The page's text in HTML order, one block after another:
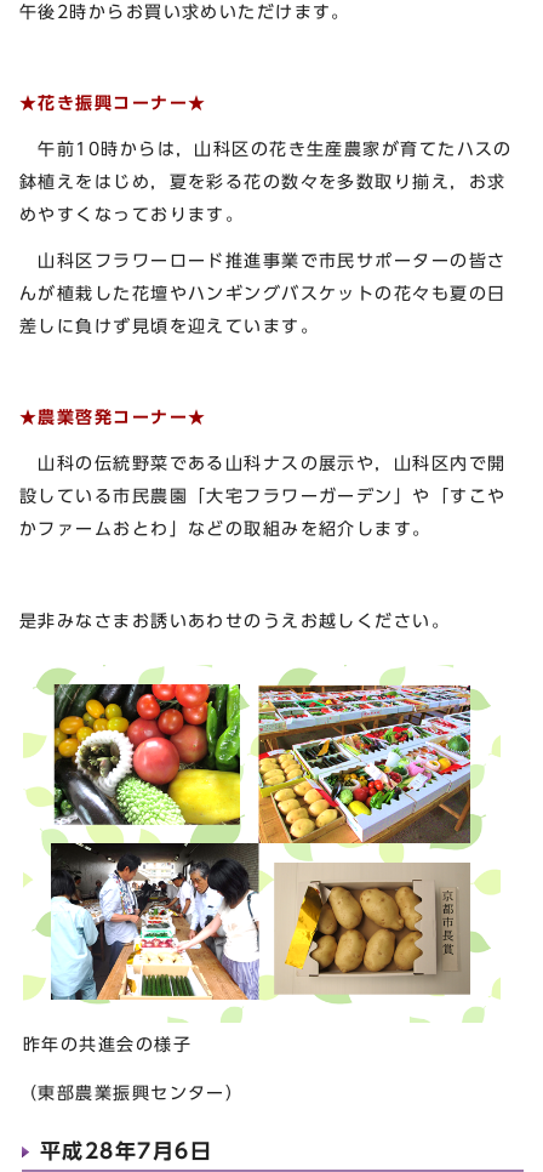
午後2時からお買い求めいただけます。
★花き振興コーナー★
午前10時からは，山科区の花き生産農家が育てたハスの
鉢植えをはじめ，夏を彩る花の数々を多数取り揃え，お求
めやすくなっております。
山科区フラワーロード推進事業で市民サポーターの皆さ
んが植栽した花壇やハンギングバスケットの花々も夏の日
差しに負けず見頃を迎えています。
★農業啓発コーナー★
山科の伝統野菜である山科ナスの展示や，山科区内で開
設している市民農園「大宅フラワーガーデン」や「すこや
かファームおとわ」などの取組みを紹介します。
是非みなさまお誘いあわせのうえお越しください。
昨年の共進会の様子
（東部農業振興センター）
平成28年7月6日